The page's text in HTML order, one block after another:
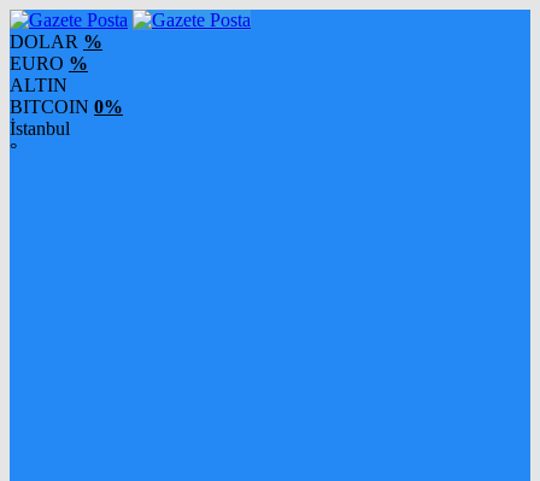
DOLAR %
EURO %
ALTIN
BITCOIN 0%
İstanbul
°